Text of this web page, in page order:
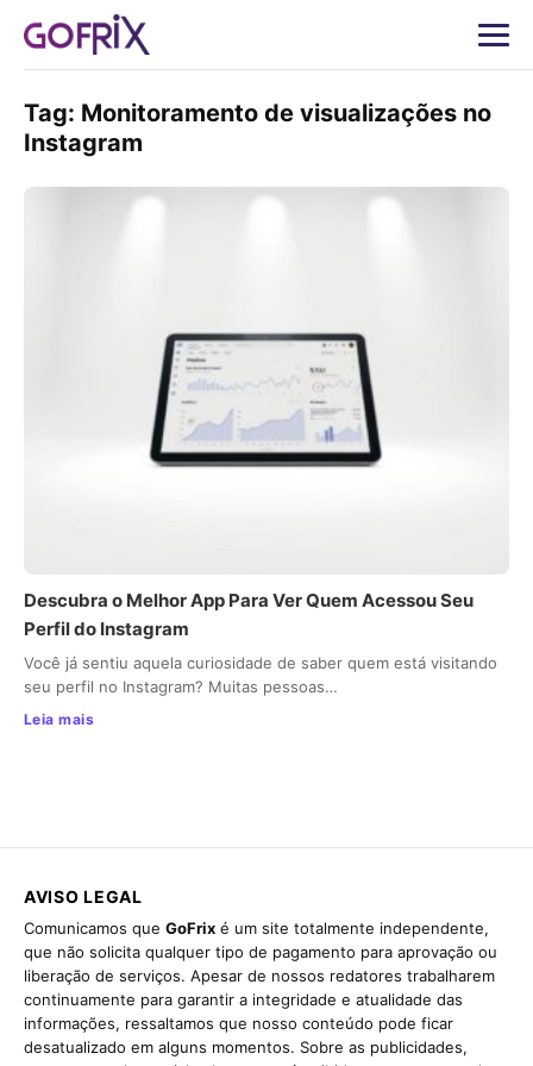
Tag: Monitoramento de visualizações no
Instagram
Descubra o Melhor App Para Ver Quem Acessou Seu
Perfil do Instagram
Você já sentiu aquela curiosidade de saber quem está visitando
seu perfil no Instagram? Muitas pessoas…
Leia mais
AVISO LEGAL
Comunicamos que GoFrix é um site totalmente independente,
que não solicita qualquer tipo de pagamento para aprovação ou
liberação de serviços. Apesar de nossos redatores trabalharem
continuamente para garantir a integridade e atualidade das
informações, ressaltamos que nosso conteúdo pode ficar
desatualizado em alguns momentos. Sobre as publicidades,